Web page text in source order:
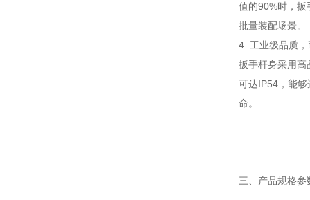
值的90%时，扳
批量装配场景。
4. 工业级品质
扳手杆身采用高
可达IP54，能
命。
三、产品规格参